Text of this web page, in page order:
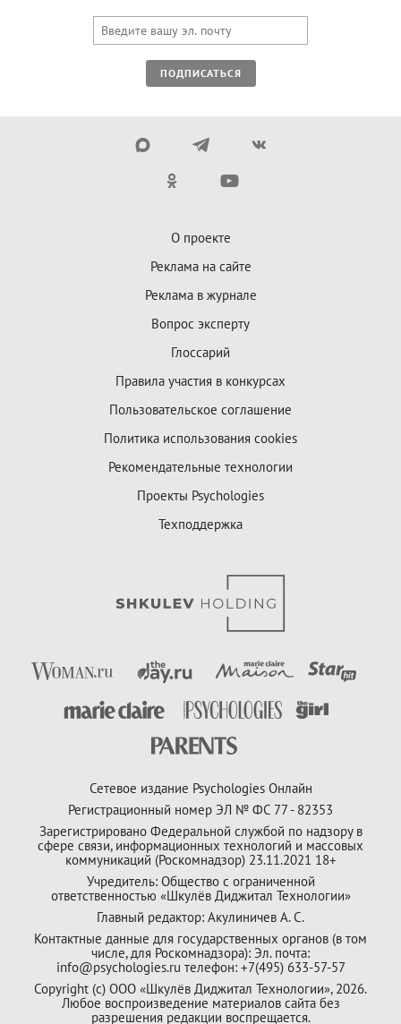
ПОДПИСАТЬСЯ
О проекте
Реклама на сайте
Реклама в журнале
Вопрос эксперту
Глоссарий
Правила участия в конкурсах
Пользовательское соглашение
Политика использования cookies
Рекомендательные технологии
Проекты Psychologies
Техподдержка
Сетевое издание Psychologies Онлайн
Регистрационный номер ЭЛ № ФС 77 - 82353
Зарегистрировано Федеральной службой по надзору в
сфере связи, информационных технологий и массовых
коммуникаций (Роскомнадзор) 23.11.2021 18+
Учредитель: Общество с ограниченной
ответственностью «Шкулёв Диджитал Технологии»
Главный редактор: Акулиничев А. С.
Контактные данные для государственных органов (в том
числе, для Роскомнадзора): Эл. почта:
info@psychologies.ru телефон: +7(495) 633-57-57
Copyright (с) ООО «Шкулёв Диджитал Технологии», 2026.
Любое воспроизведение материалов сайта без
разрешения редакции воспрещается.